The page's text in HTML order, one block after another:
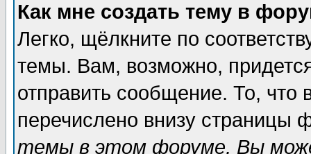
Как мне создать тему в
Легко, щёлкните по
темы. Вам, возможно,
отправить сообщение. То,
перечислено внизу страницы
темы в этом форуме, Вы